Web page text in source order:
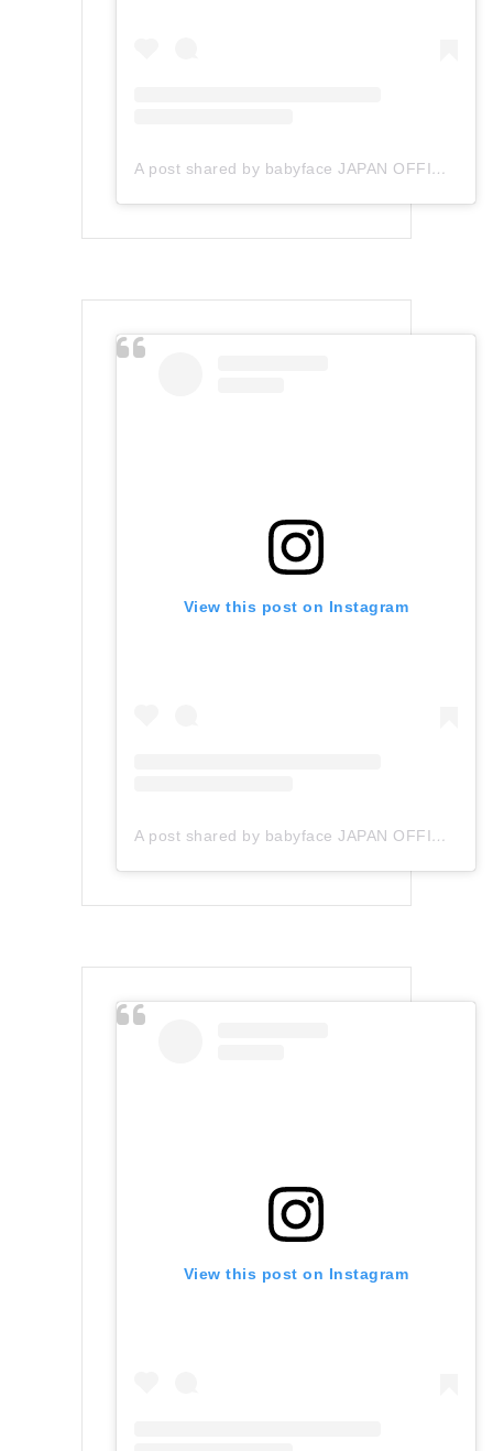
A post shared by babyface JAPAN OFFICIAL (@babyface_japan)
View this post on Instagram
A post shared by babyface JAPAN OFFICIAL (@babyface_japan)
View this post on Instagram